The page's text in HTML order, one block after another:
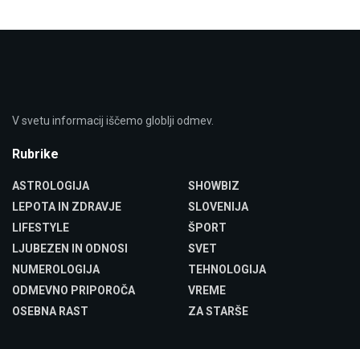
V svetu informacij iščemo globlji odmev.
Rubrike
ASTROLOGIJA
LEPOTA IN ZDRAVJE
LIFESTYLE
LJUBEZEN IN ODNOSI
NUMEROLOGIJA
ODMEVNO PRIPOROČA
OSEBNA RAST
SHOWBIZ
SLOVENIJA
ŠPORT
SVET
TEHNOLOGIJA
VREME
ZA STARŠE